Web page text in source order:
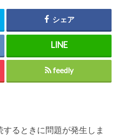
シェア
feedly
するときに問題が発生しま